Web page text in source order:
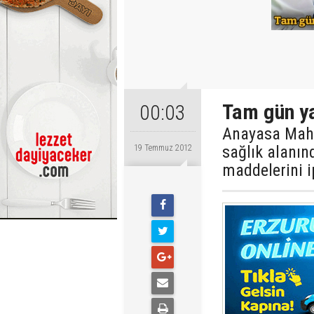
00:03
19 Temmuz 2012
Tam gün
Anayasa
sağlık
maddelerini